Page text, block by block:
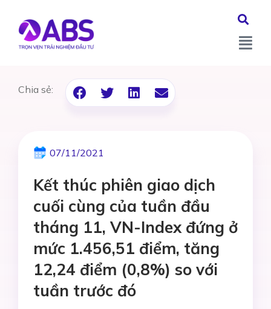
Chia sẻ:
07/11/2021
Kết thúc phiên giao dịch
cuối cùng của tuần đầu
tháng 11, VN-Index đứng ở
mức 1.456,51 điểm, tăng
12,24 điểm (0,8%) so với
tuần trước đó